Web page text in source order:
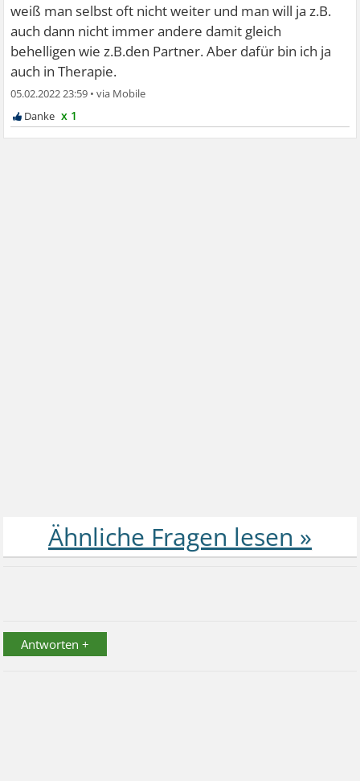
weiß man selbst oft nicht weiter und man will ja z.B.
auch dann nicht immer andere damit gleich
behelligen wie z.B.den Partner. Aber dafür bin ich ja
auch in Therapie.
05.02.2022 23:59 •
x 1
Antworten +